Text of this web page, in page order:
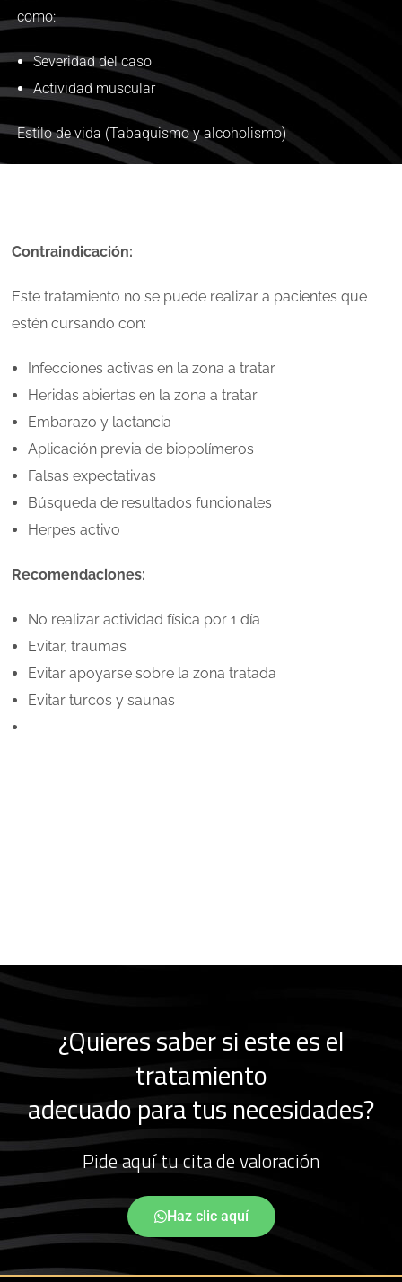
como:
Severidad del caso
Actividad muscular
Estilo de vida (Tabaquismo y alcoholismo)
Contraindicación:
Este tratamiento no se puede realizar a pacientes que
estén cursando con:
Infecciones activas en la zona a tratar
Heridas abiertas en la zona a tratar
Embarazo y lactancia
Aplicación previa de biopolímeros
Falsas expectativas
Búsqueda de resultados funcionales
Herpes activo
Recomendaciones:
No realizar actividad física por 1 día
Evitar, traumas
Evitar apoyarse sobre la zona tratada
Evitar turcos y saunas
¿Quieres saber si este es el
tratamiento
adecuado para tus necesidades?
Pide aquí tu cita de valoración
Haz clic aquí